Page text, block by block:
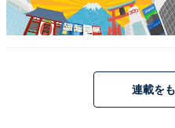
通常の食パンより糖質を
パンに、たんぱく質が含
連載を